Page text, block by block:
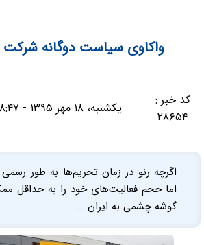
واکاوی سیاست دوگانه شرکت
کد خبر :
۲۸۶۵۴
یکشنبه، ۱۸ مهر ۱۳۹۵ - ۱۵:۳۸:۴۷
اگرچه رنو در زمان تحریم‌ها به طور رسمی
اما حجم فعالیت‌های خود را به حداقل
گوشه چشمی به ایران ...